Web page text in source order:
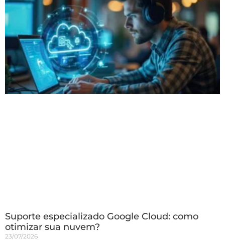
Suporte especializado Google Cloud: como
otimizar sua nuvem?
23/07/2026